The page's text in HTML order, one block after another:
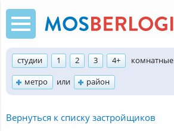
студии 1 2 3 4+
комнатные
метро
или район
Вернуться к списку застройщиков